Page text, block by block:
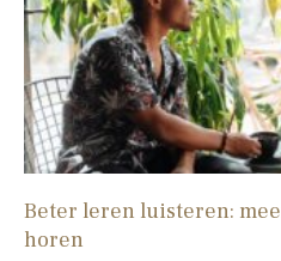
Beter leren luisteren:
horen